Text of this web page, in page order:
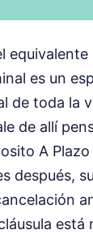
es un
de toda la
de allí
A
después,
está